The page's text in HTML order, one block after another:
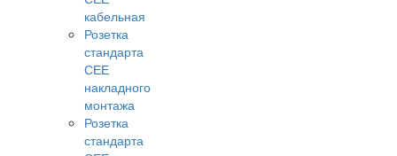
кабельная
Розетка
стандарта
СЕЕ
накладного
монтажа
Розетка
стандарта